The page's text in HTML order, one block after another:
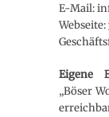
E-Mail:
Webseite:
Eigene
„Böser